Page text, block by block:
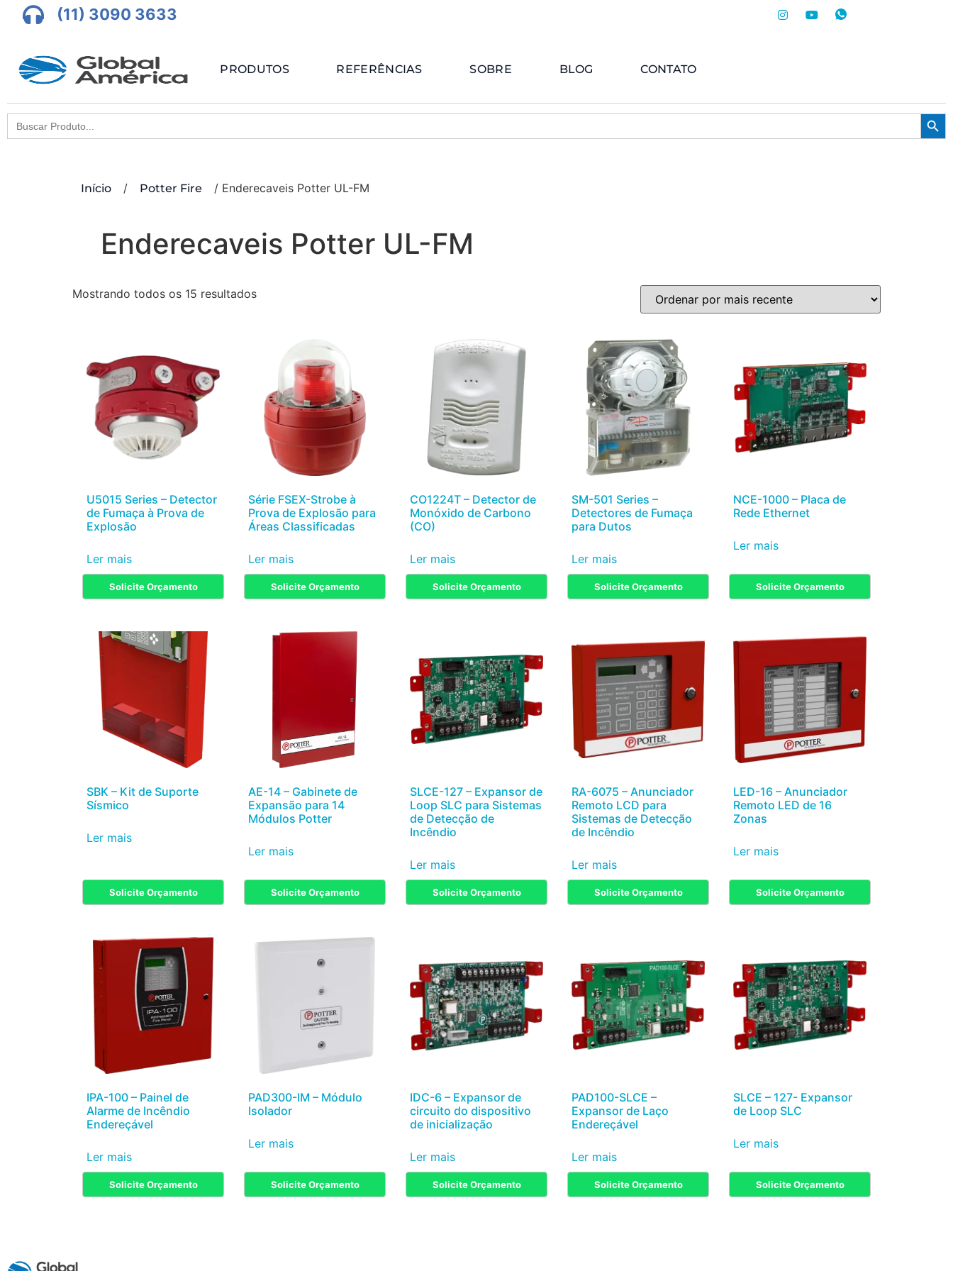
(11) 3090 3633
PRODUTOS REFERÊNCIAS SOBRE BLOG CONTATO
Search
for:
Início / Potter Fire / Enderecaveis Potter UL-FM
Enderecaveis Potter UL-FM
Mostrando todos os 15 resultados
U5015 Series – Detector
de Fumaça à Prova de
Explosão
Solicite Orçamento
Ler mais
Série FSEX-Strobe à
Prova de Explosão para
Áreas Classificadas
Solicite Orçamento
Ler mais
CO1224T – Detector de
Monóxido de Carbono
(CO)
Solicite Orçamento
Ler mais
SM-501 Series –
Detectores de Fumaça
para Dutos
Solicite Orçamento
Ler mais
NCE-1000 – Placa de
Rede Ethernet
Solicite Orçamento
Ler mais
SBK – Kit de Suporte
Sísmico
Solicite Orçamento
Ler mais
AE-14 – Gabinete de
Expansão para 14
Módulos Potter
Solicite Orçamento
Ler mais
SLCE-127 – Expansor de
Loop SLC para Sistemas
de Detecção de
Incêndio
Solicite Orçamento
Ler mais
RA-6075 – Anunciador
Remoto LCD para
Sistemas de Detecção
de Incêndio
Solicite Orçamento
Ler mais
LED-16 – Anunciador
Remoto LED de 16
Zonas
Solicite Orçamento
Ler mais
IPA-100 – Painel de
Alarme de Incêndio
Endereçável
Solicite Orçamento
Ler mais
PAD300-IM – Módulo
Isolador
Solicite Orçamento
Ler mais
IDC-6 – Expansor de
circuito do dispositivo
de inicialização
Solicite Orçamento
Ler mais
PAD100-SLCE –
Expansor de Laço
Endereçável
Solicite Orçamento
Ler mais
SLCE – 127- Expansor
de Loop SLC
Solicite Orçamento
Ler mais